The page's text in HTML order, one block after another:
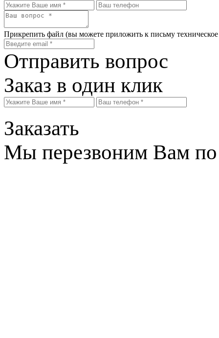
Прикрепить файл (вы можете приложить к письму
Отправить вопрос
Заказ в один клик
Заказать
Мы перезвоним Вам по